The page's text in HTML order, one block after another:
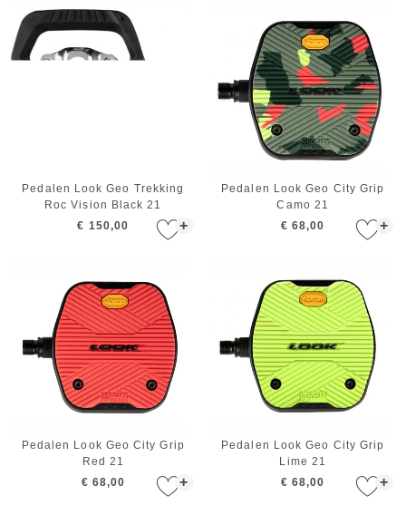
+
Pedalen Look Geo Trekking
Roc Vision Black 21
€ 150,00
+
Pedalen Look Geo City Grip
Camo 21
€ 68,00
+
Pedalen Look Geo City Grip
Red 21
€ 68,00
+
Pedalen Look Geo City Grip
Lime 21
€ 68,00